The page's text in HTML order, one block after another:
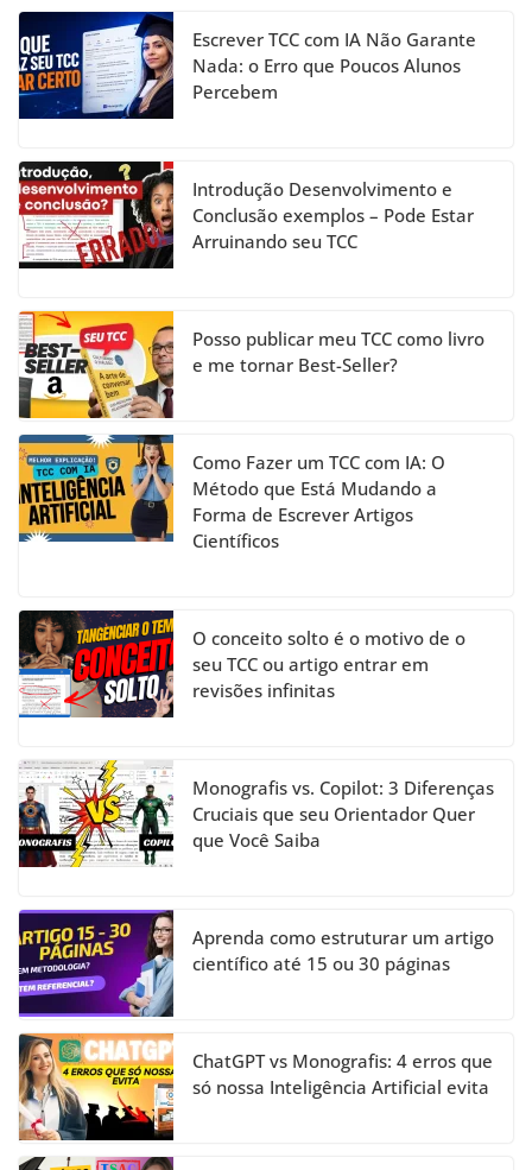
b
o
o
k
a
m
dI
n
u
b
e
h
a
n
el
Escrever TCC com IA Não Garante
Nada: o Erro que Poucos Alunos
Percebem
Introdução Desenvolvimento e
Conclusão exemplos – Pode Estar
Arruinando seu TCC
Posso publicar meu TCC como livro
e me tornar Best-Seller?
Como Fazer um TCC com IA: O
Método que Está Mudando a
Forma de Escrever Artigos
Científicos
O conceito solto é o motivo de o
seu TCC ou artigo entrar em
revisões infinitas
Monografis vs. Copilot: 3 Diferenças
Cruciais que seu Orientador Quer
que Você Saiba
Aprenda como estruturar um artigo
científico até 15 ou 30 páginas
ChatGPT vs Monografis: 4 erros que
só nossa Inteligência Artificial evita